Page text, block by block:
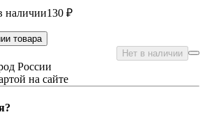
наличии130 ₽
товара
Нет в наличии
России
на сайте